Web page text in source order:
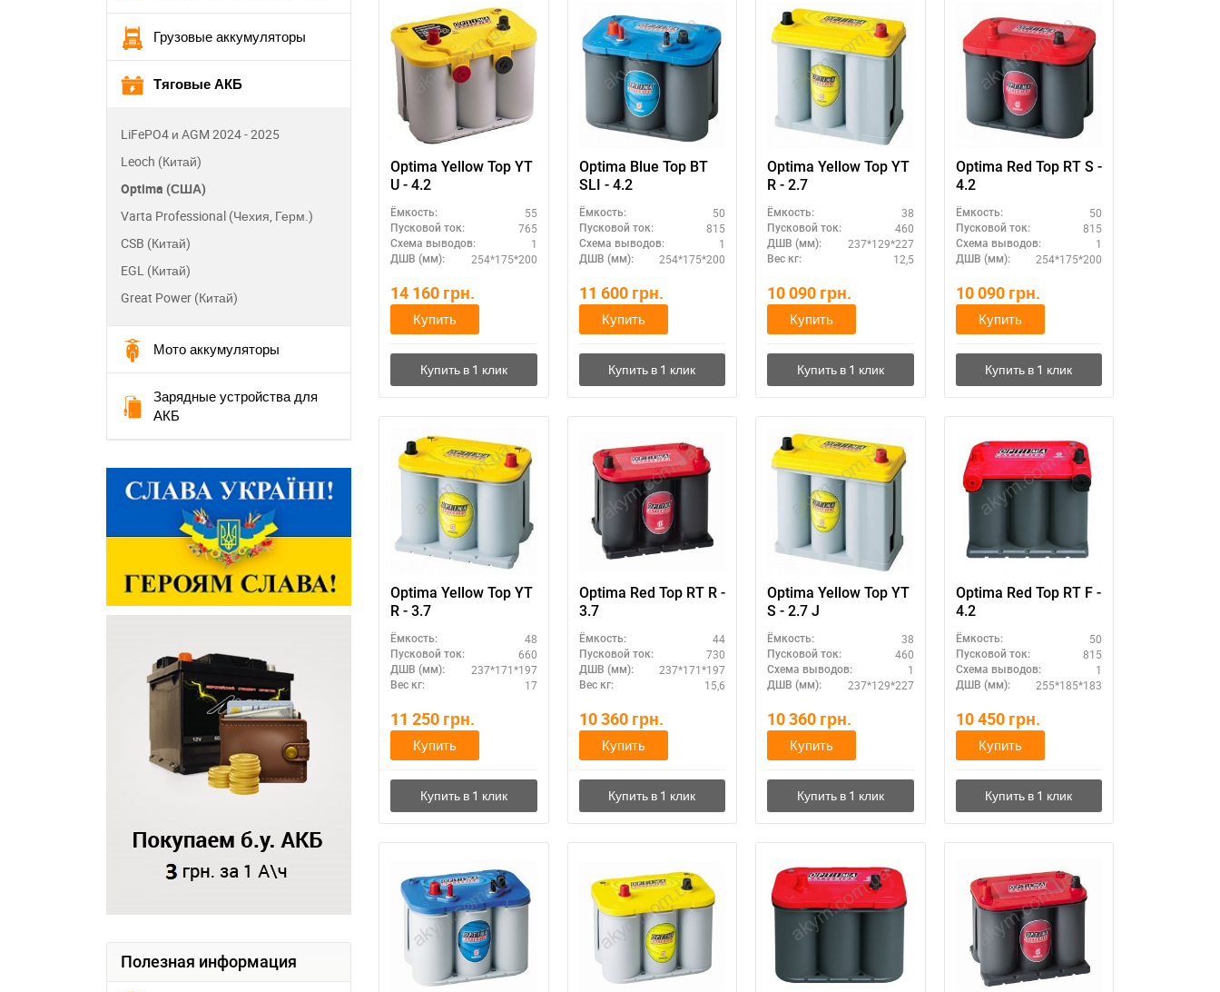
Грузовые аккумуляторы
Тяговые АКБ
LiFePO4 и AGM 2024 - 2025
Leoch (Китай)
Optima (США)
Varta Professional (Чехия, Герм.)
CSB (Китай)
EGL (Китай)
Great Power (Китай)
Мото аккумуляторы
Зарядные устройства для
АКБ
Полезная информация
Optima Yellow Top YT
U - 4.2
Ёмкость: 55
Пусковой ток: 765
Схема выводов: 1
ДШВ (мм): 254*175*200
14 160 грн.
Купить
Optima Blue Top BT
SLI - 4.2
Ёмкость: 50
Пусковой ток: 815
Схема выводов: 1
ДШВ (мм): 254*175*200
11 600 грн.
Купить
Optima Yellow Top YT
R - 2.7
Ёмкость: 38
Пусковой ток: 460
ДШВ (мм): 237*129*227
Вес кг: 12,5
10 090 грн.
Купить
Optima Red Top RT S -
4.2
Ёмкость: 50
Пусковой ток: 815
Схема выводов: 1
ДШВ (мм): 254*175*200
10 090 грн.
Купить
Optima Yellow Top YT
R - 3.7
Ёмкость: 48
Пусковой ток: 660
ДШВ (мм): 237*171*197
Вес кг: 17
11 250 грн.
Купить
Optima Red Top RT R -
3.7
Ёмкость: 44
Пусковой ток: 730
ДШВ (мм): 237*171*197
Вес кг: 15,6
10 360 грн.
Купить
Optima Yellow Top YT
S - 2.7 J
Ёмкость: 38
Пусковой ток: 460
Схема выводов: 1
ДШВ (мм): 237*129*227
10 360 грн.
Купить
Optima Red Top RT F -
4.2
Ёмкость: 50
Пусковой ток: 815
Схема выводов: 1
ДШВ (мм): 255*185*183
10 450 грн.
Купить